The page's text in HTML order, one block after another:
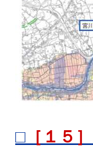
□ ［１５］